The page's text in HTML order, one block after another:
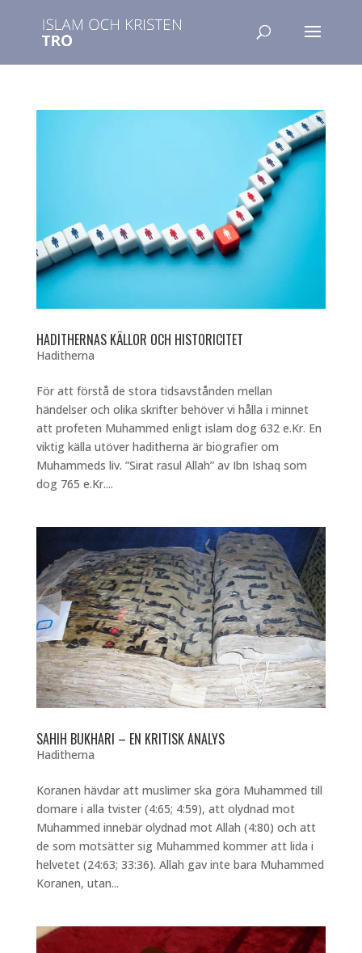
HADITHERNAS KÄLLOR OCH HISTORICITET
Haditherna
För att förstå de stora tidsavstånden mellan
händelser och olika skrifter behöver vi hålla i minnet
att profeten Muhammed enligt islam dog 632 e.Kr. En
viktig källa utöver haditherna är biografier om
Muhammeds liv. ”Sirat rasul Allah” av Ibn Ishaq som
dog 765 e.Kr....
SAHIH BUKHARI – EN KRITISK ANALYS
Haditherna
Koranen hävdar att muslimer ska göra Muhammed till
domare i alla tvister (4:65; 4:59), att olydnad mot
Muhammed innebär olydnad mot Allah (4:80) och att
de som motsätter sig Muhammed kommer att lida i
helvetet (24:63; 33:36). Allah gav inte bara Muhammed
Koranen, utan...